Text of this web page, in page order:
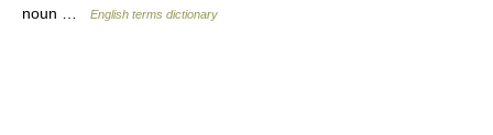
noun …
English terms dictionary